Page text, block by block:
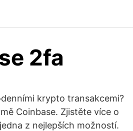
2fa
krypto transakcemi?
Coinbase. Zjistěte více o
z nejlepších možností.